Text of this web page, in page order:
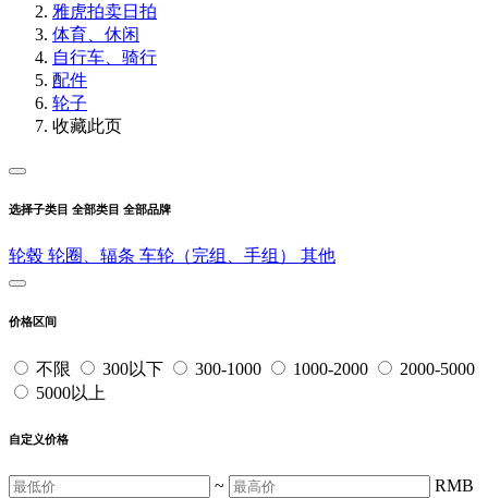
雅虎拍卖日拍
体育、休闲
自行车、骑行
配件
轮子
收藏此页
选择子类目 全部类目 全部品牌
轮毂 轮圈、辐条 车轮（完组、手组） 其他
价格区间
不限 300以下 300-1000 1000-2000
2000-5000
5000以上
自定义价格
~ RMB